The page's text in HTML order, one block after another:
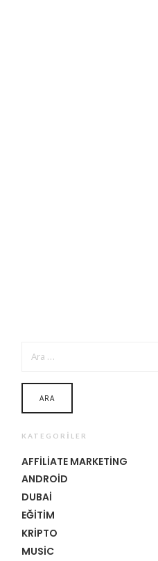
KATEGORILER
AFFILIATE MARKETING
ANDROID
DUBAI
EĞITIM
KRIPTO
MUSIC